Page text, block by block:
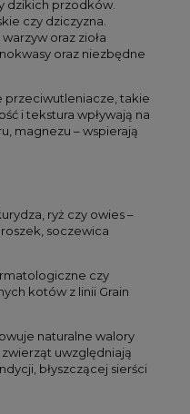
dzikich przodków.
czy dziczyzna.
oraz zioła
oraz niezbędne
przeciwutleniacze, takie
i tekstura wpływają na
magnezu – wspierają
ryż czy owies –
soczewica
czy
kotów z linii Grain
naturalne walory
uwzględniają
błyszczącej sierści